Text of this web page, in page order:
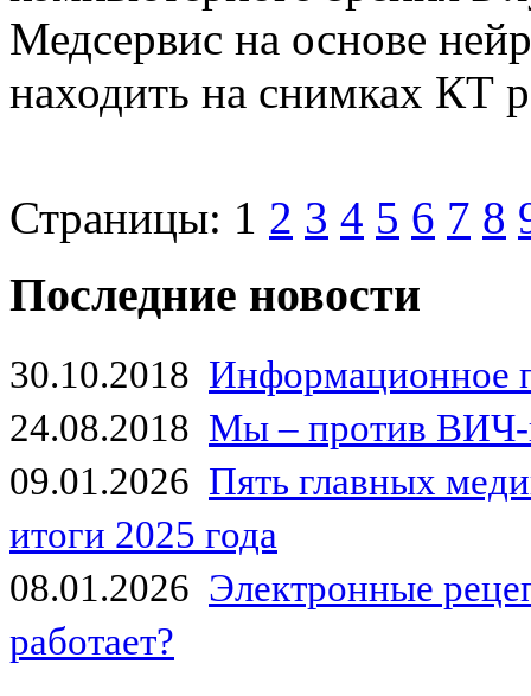
Медсервис на основе
находить на снимках КТ
Страницы: 1 2 3 4 5 6 7 8
Последние новости
30.10.2018 Информационное
24.08.2018 Мы – против
09.01.2026 Пять главных
итоги 2025 года
08.01.2026 Электронные
работает?